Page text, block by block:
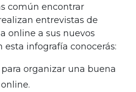
común encontrar
entrevistas de
online a sus nuevos
esta infografía conocerás:
para organizar una buena